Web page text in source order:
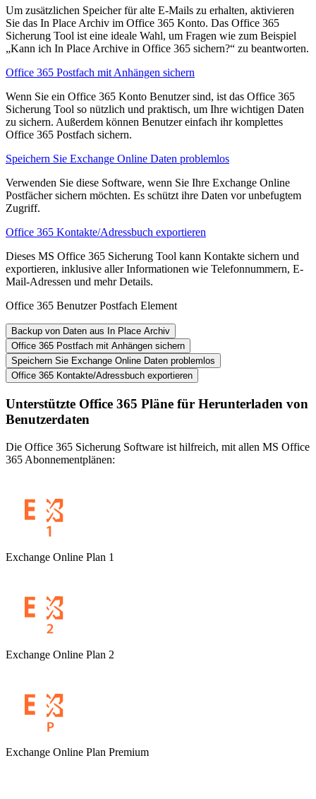
Um zusätzlichen Speicher für alte E-Mails zu erhalten, aktivieren
Sie das In Place Archiv im Office 365 Konto. Das Office 365
Sicherung Tool ist eine ideale Wahl, um Fragen wie zum Beispiel
„Kann ich In Place Archive in Office 365 sichern?“ zu beantworten.
Office 365 Postfach mit Anhängen sichern
Wenn Sie ein Office 365 Konto Benutzer sind, ist das Office 365
Sicherung Tool so nützlich und praktisch, um Ihre wichtigen Daten
zu sichern. Außerdem können Benutzer einfach ihr komplettes
Office 365 Postfach sichern.
Speichern Sie Exchange Online Daten problemlos
Verwenden Sie diese Software, wenn Sie Ihre Exchange Online
Postfächer sichern möchten. Es schützt ihre Daten vor unbefugtem
Zugriff.
Office 365 Kontakte/Adressbuch exportieren
Dieses MS Office 365 Sicherung Tool kann Kontakte sichern und
exportieren, inklusive aller Informationen wie Telefonnummern, E-
Mail-Adressen und mehr Details.
Office 365 Benutzer Postfach Element
Backup von Daten aus In Place Archiv
Office 365 Postfach mit Anhängen sichern
Speichern Sie Exchange Online Daten problemlos
Office 365 Kontakte/Adressbuch exportieren
Unterstützte Office 365 Pläne für Herunterladen von
Benutzerdaten
Die Office 365 Sicherung Software ist hilfreich, mit allen MS Office
365 Abonnementplänen:
Exchange Online Plan 1
Exchange Online Plan 2
Exchange Online Plan Premium